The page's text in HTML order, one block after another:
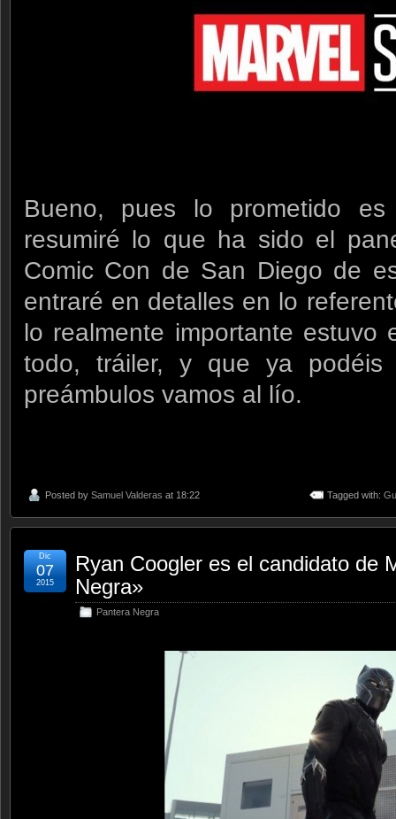
Bueno, pues lo prometido
resumiré lo que ha sido el
Comic Con de San Diego de
entraré en detalles en lo
lo realmente importante
todo, tráiler, y que ya
preámbulos vamos al lío.
Posted by Samuel Valderas at 18:22 Tagged with:
Ryan Coogler es el candidato de
Negra»
Pantera Negra
Dic
07
2015